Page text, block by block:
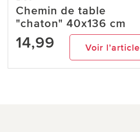
Chemin de table
"chaton" 40x136 cm
14,99 Voir l’article